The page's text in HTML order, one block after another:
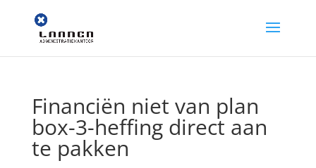
Financiën niet van plan
box-3-heffing direct aan
te pakken